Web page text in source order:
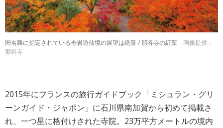
国名勝に指定されている奇岩遊仙境の展望は絶景 / 那谷寺の紅葉
画像提供：
那谷寺
2015年にフランスの旅行ガイドブック「ミシュラン・グリ
ーンガイド・ジャポン」に石川県南加賀から初めて掲載さ
れ、一つ星に格付けされた寺院。23万平方メートルの境内